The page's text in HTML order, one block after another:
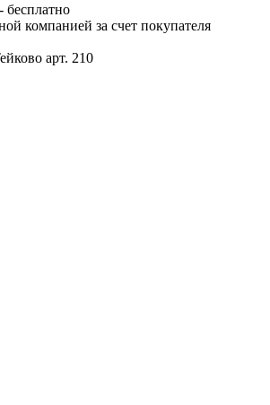
бесплатно
компанией за счет покупателя
арт. 210